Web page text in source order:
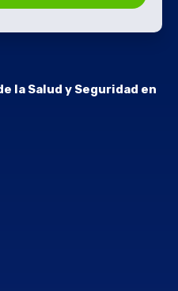
la Salud y Seguridad en